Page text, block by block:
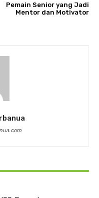
Pemain Senior yang Jadi
Mentor dan Motivator